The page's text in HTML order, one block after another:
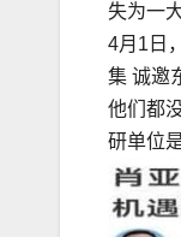
失为一
4月1日
集 诚邀
他们都
研单位